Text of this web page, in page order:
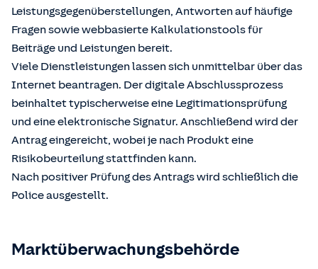
Leistungsgegenüberstellungen, Antworten auf häufige
Fragen sowie webbasierte Kalkulationstools für
Beiträge und Leistungen bereit.
Viele Dienstleistungen lassen sich unmittelbar über das
Internet beantragen. Der digitale Abschlussprozess
beinhaltet typischerweise eine Legitimationsprüfung
und eine elektronische Signatur. Anschließend wird der
Antrag eingereicht, wobei je nach Produkt eine
Risikobeurteilung stattfinden kann.
Nach positiver Prüfung des Antrags wird schließlich die
Police ausgestellt.
Marktüberwachungsbehörde